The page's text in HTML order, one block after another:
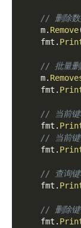
// 删除数
    m
. Remove
    fmt
.
// 批量删
    m
.
    fmt
.
// 当前键
    fmt
.
// 当前键
    fmt
.
// 查询键
    fmt
.
// 删除键
    fmt
.